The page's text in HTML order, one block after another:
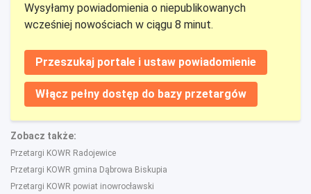
Wysyłamy powiadomienia o niepublikowanych
wcześniej nowościach w ciągu 8 minut.
Przeszukaj portale i ustaw powiadomienie
Włącz pełny dostęp do bazy przetargów
Zobacz także:
Przetargi KOWR Radojewice
Przetargi KOWR gmina Dąbrowa Biskupia
Przetargi KOWR powiat inowrocławski